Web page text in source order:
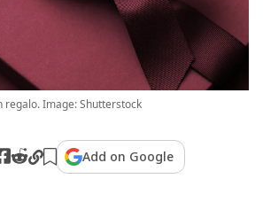
regalo. Image: Shutterstock
Add on Google